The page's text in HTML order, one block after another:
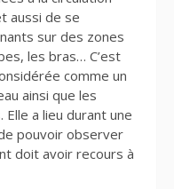
aussi de se
sur des zones
les bras… C’est
comme un
ainsi que les
a lieu durant une
pouvoir observer
doit avoir recours à